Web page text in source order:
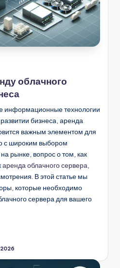
облачного
информационные технологии
бизнеса, аренда
важным элементом для
с широким выбором
рынке, вопрос о том, как
аренда облачного сервера
В этой статье мы
которые необходимо
сервера для вашего
2026